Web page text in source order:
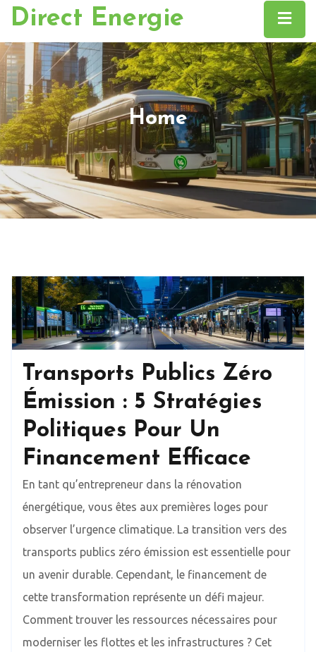
Direct Energie
Home
Transports Publics Zéro
Émission : 5 Stratégies
Politiques Pour Un
Financement Efficace
En tant qu’entrepreneur dans la rénovation
énergétique, vous êtes aux premières loges pour
observer l’urgence climatique. La transition vers des
transports publics zéro émission est essentielle pour
un avenir durable. Cependant, le financement de
cette transformation représente un défi majeur.
Comment trouver les ressources nécessaires pour
moderniser les flottes et les infrastructures ? Cet